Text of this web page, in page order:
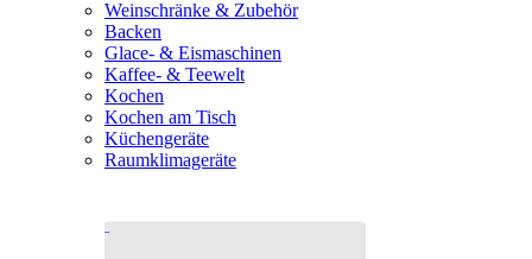
Weinschränke & Zubehör
Backen
Glace- & Eismaschinen
Kaffee- & Teewelt
Kochen
Kochen am Tisch
Küchengeräte
Raumklimageräte